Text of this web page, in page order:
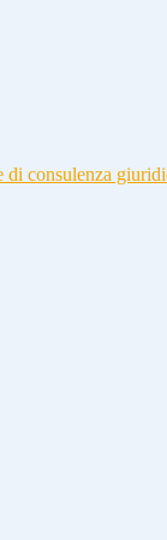
di consulenza